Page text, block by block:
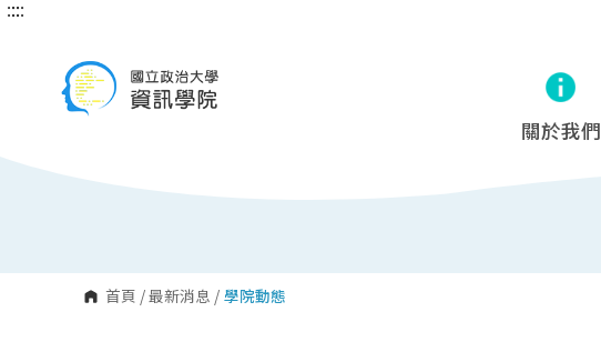
跳
:::
關於我們
首頁 /最新消息 / 學院動態
:::